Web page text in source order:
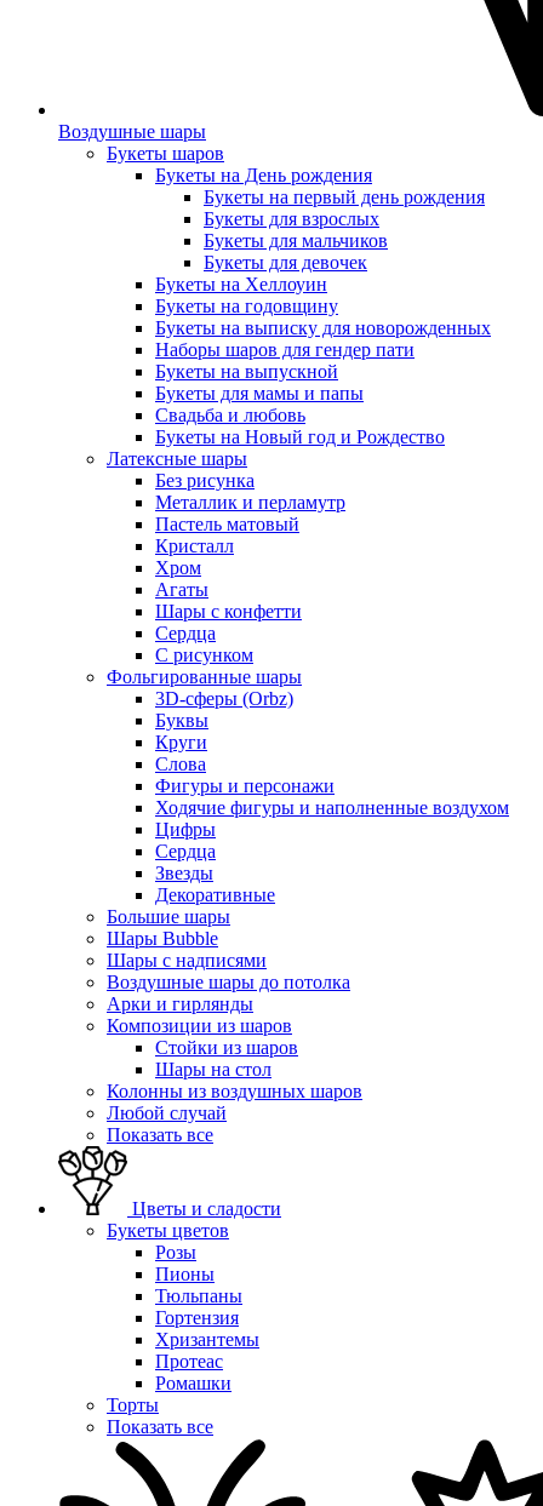
Воздушные шары
Букеты шаров
Букеты на День рождения
Букеты на первый день рождения
Букеты для взрослых
Букеты для мальчиков
Букеты для девочек
Букеты на Хеллоуин
Букеты на годовщину
Букеты на выписку для новорожденных
Наборы шаров для гендер пати
Букеты на выпускной
Букеты для мамы и папы
Свадьба и любовь
Букеты на Новый год и Рождество
Латексные шары
Без рисунка
Металлик и перламутр
Пастель матовый
Кристалл
Хром
Агаты
Шары с конфетти
Сердца
С рисунком
Фольгированные шары
3D-сферы (Orbz)
Буквы
Круги
Слова
Фигуры и персонажи
Ходячие фигуры и наполненные воздухом
Цифры
Сердца
Звезды
Декоративные
Большие шары
Шары Bubble
Шары с надписями
Воздушные шары до потолка
Арки и гирлянды
Композиции из шаров
Стойки из шаров
Шары на стол
Колонны из воздушных шаров
Любой случай
Показать все
Цветы и сладости
Букеты цветов
Розы
Пионы
Тюльпаны
Гортензия
Хризантемы
Протеас
Ромашки
Торты
Показать все